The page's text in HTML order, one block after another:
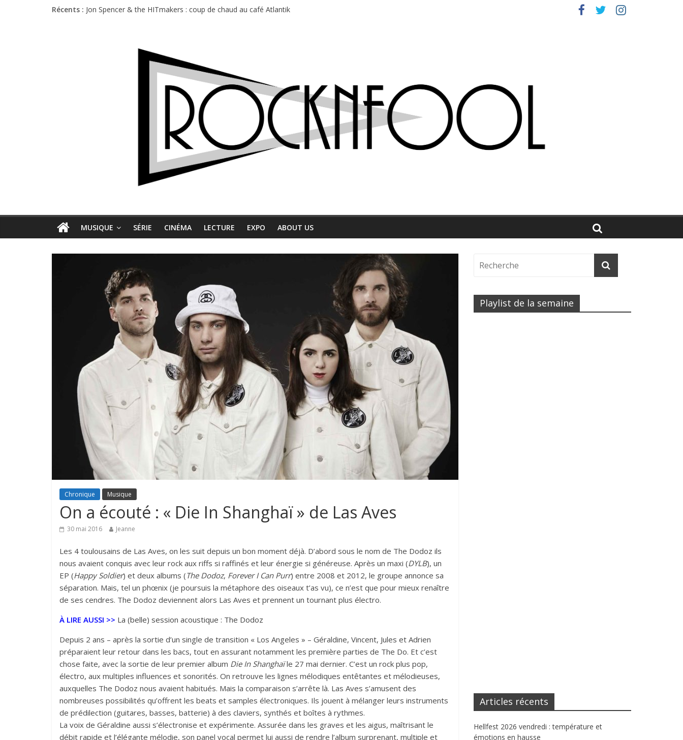
Récents : Jon Spencer & the HITmakers : coup de chaud au café Atlantik
Charlie Puth à l’Olympia : la leçon de pop du Professeur Puth
MUSIQUE SÉRIE CINÉMA LECTURE EXPO ABOUT US
Chronique Musique
On a écouté : « Die In Shanghaï » de Las Aves
30 mai 2016 Jeanne
Les 4 toulousains de Las Aves, on les suit depuis un bon moment déjà. D’abord sous le nom de The Dodoz ils
nous avaient conquis avec leur rock aux riffs si raffinés et leur énergie si généreuse. Après un maxi (DYLB), un
EP (Happy Soldier) et deux albums (The Dodoz, Forever I Can Purr) entre 2008 et 2012, le groupe annonce sa
séparation. Mais, tel un phœnix (je poursuis la métaphore des oiseaux t’as vu), ce n’est que pour mieux renaître
de ses cendres. The Dodoz deviennent alors Las Aves et prennent un tournant plus électro.
À LIRE AUSSI >> La (belle) session acoustique : The Dodoz
Depuis 2 ans – après la sortie d’un single de transition « Los Angeles » – Géraldine, Vincent, Jules et Adrien
préparaient leur retour dans les bacs, tout en assurant notamment les première parties de The Do. Et c’est
chose faite, avec la sortie de leur premier album Die In Shanghaïle 27 mai dernier. C’est un rock plus pop,
électro, aux multiples influences et sonorités. On retrouve les lignes mélodiques entêtantes et mélodieuses,
auxquelles The Dodoz nous avaient habitués. Mais la comparaison s’arrête là. Las Aves s’amusent des
nombreuses possibilités qu’offrent les beats et samples électroniques. Ils jouent à mélanger leurs instruments
de prédilection (guitares, basses, batterie) à des claviers, synthés et boîtes à rythmes.
La voix de Géraldine aussi s’électronise et expérimente. Assurée dans les graves et les aigus, maîtrisant le
débit rapide et l’élégante mélodie, son panel vocal permet lui aussi de rendre l’album surprenant, multiple et
Playlist de la semaine
Articles récents
Hellfest 2026 vendredi : température et
émotions en hausse